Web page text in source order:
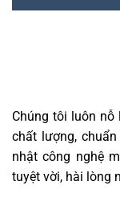
Chúng tôi luôn
chất lượng,
nhật công nghệ
tuyệt vời, hài lòng